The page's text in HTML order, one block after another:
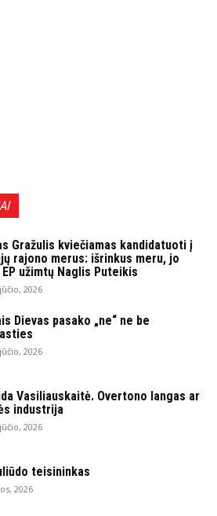
Gražulis kviečiamas kandidatuoti į
rajono merus: išrinkus meru, jo
užimtų Naglis Puteikis
2026
Dievas pasako „ne“ ne be
2026
Vasiliauskaitė. Overtono langas ar
industrija
2026
teisininkas
2026